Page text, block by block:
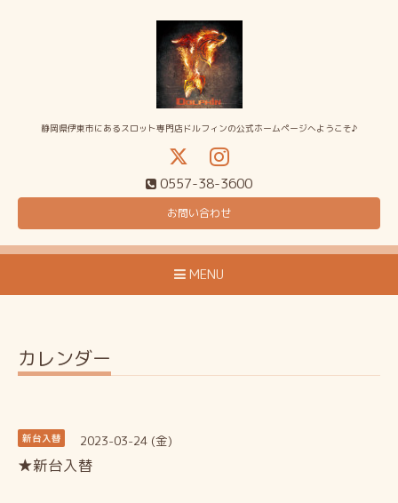
静岡県伊東市にあるスロット専門店ドルフィンの公式ホームページへようこそ♪
0557-38-3600
お問い合わせ
MENU
カレンダー
新台入替 2023-03-24 (金)
★新台入替